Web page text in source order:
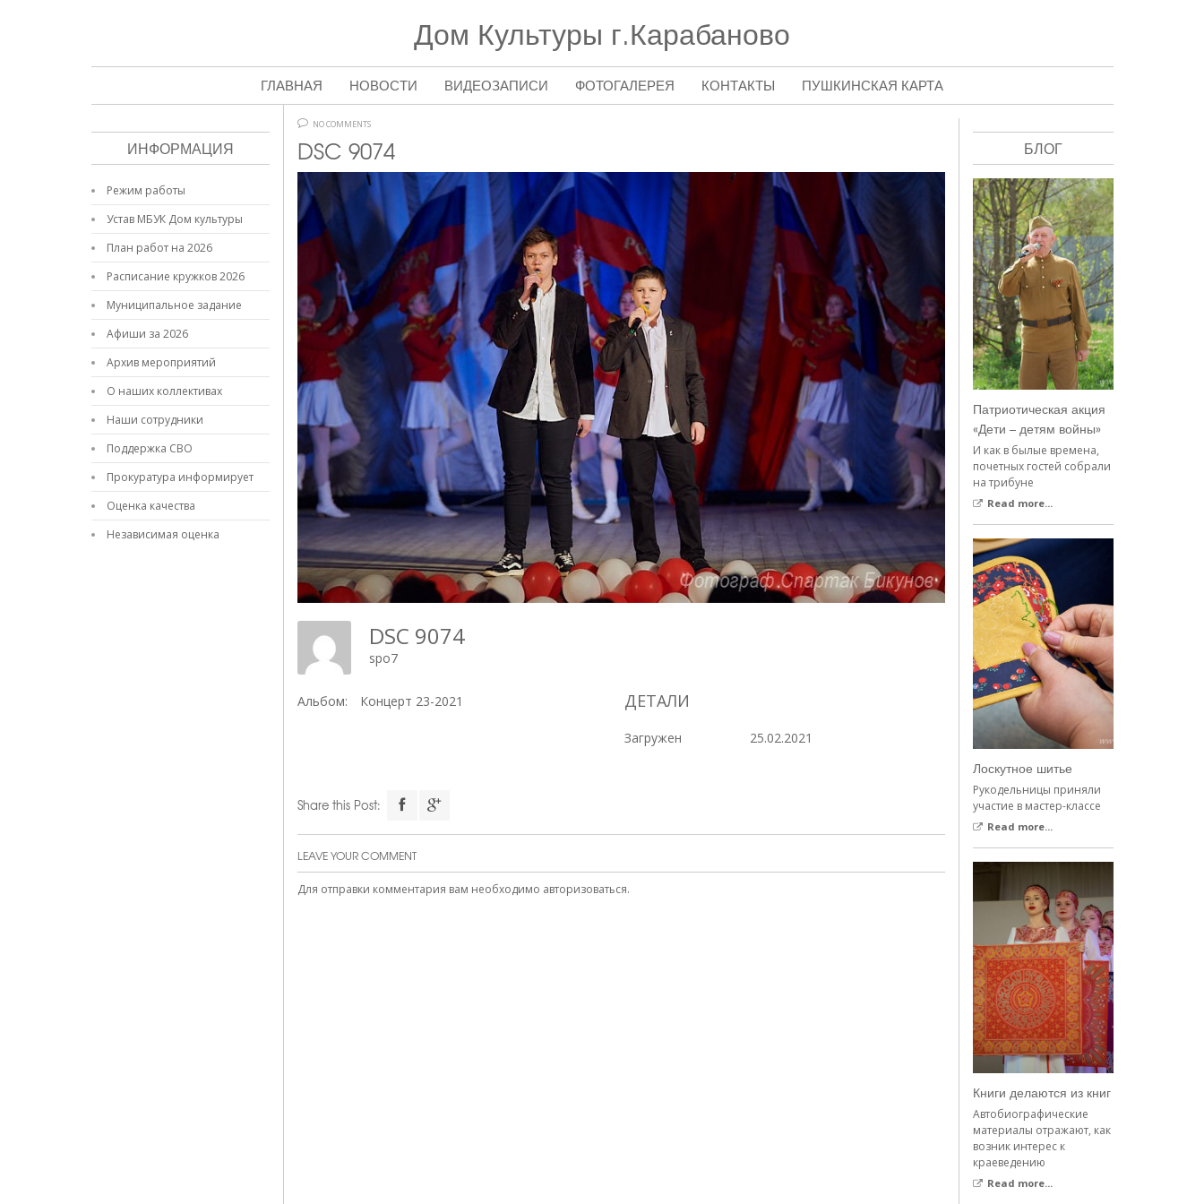
Дом Культуры г.Карабаново
ГЛАВНАЯ НОВОСТИ ВИДЕОЗАПИСИ ФОТОГАЛЕРЕЯ КОНТАКТЫ ПУШКИНСКАЯ КАРТА
NO COMMENTS
DSC 9074
DSC 9074
spo7
Альбом: Концерт 23-2021 ДЕТАЛИ
Загружен 25.02.2021
Share this Post:
LEAVE YOUR COMMENT
Для отправки комментария вам необходимо авторизоваться.
БЛОГ
Патриотическая акция
«Дети – детям войны»
И как в былые времена,
почетных гостей собрали
на трибуне
Read more...
Лоскутное шитье
Рукодельницы приняли
участие в мастер-классе
Read more...
Книги делаются из книг
Автобиографические
материалы отражают, как
возник интерес к
краеведению
Read more...
ИНФОРМАЦИЯ
Режим работы
Устав МБУК Дом культуры
План работ на 2026
Расписание кружков 2026
Муниципальное задание
Афиши за 2026
Архив мероприятий
О наших коллективах
Наши сотрудники
Поддержка СВО
Прокуратура информирует
Оценка качества
Независимая оценка